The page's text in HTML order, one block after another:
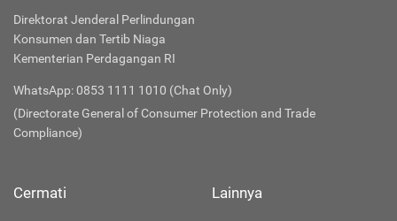
Direktorat Jenderal Perlindungan
Konsumen dan Tertib Niaga
Kementerian Perdagangan RI
WhatsApp: 0853 1111 1010 (Chat Only)
(Directorate General of Consumer Protection and Trade
Compliance)
Cermati Lainnya